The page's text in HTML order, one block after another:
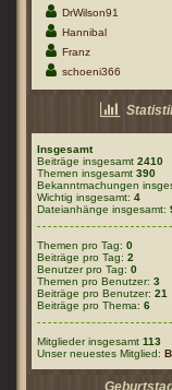
DrWilson91
Hannibal
Franz
schoeni366
Insgesamt
Beiträge insgesamt 2410
Themen insgesamt 390
Bekanntmachungen
Wichtig insgesamt: 4
Dateianhänge insgesamt:
Themen pro Tag: 0
Beiträge pro Tag: 2
Benutzer pro Tag: 0
Themen pro Benutzer: 3
Beiträge pro Benutzer: 21
Beiträge pro Thema: 6
Mitglieder insgesamt 113
Unser neuestes Mitglied: